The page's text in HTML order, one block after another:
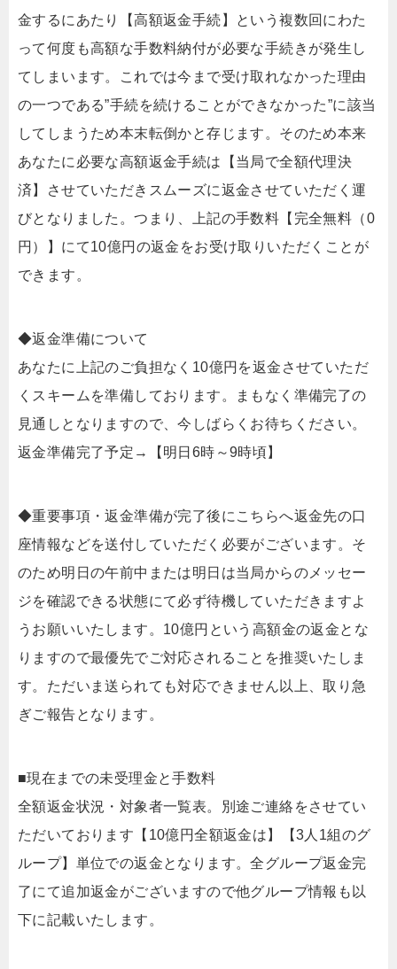
金するにあたり【高額返金手続】という複数回にわた
って何度も高額な手数料納付が必要な手続きが発生し
てしまいます。これでは今まで受け取れなかった理由
の一つである”手続を続けることができなかった”に該当
してしまうため本末転倒かと存じます。そのため本来
あなたに必要な高額返金手続は【当局で全額代理決
済】させていただきスムーズに返金させていただく運
びとなりました。つまり、上記の手数料【完全無料（0
円）】にて10億円の返金をお受け取りいただくことが
できます。
◆返金準備について
あなたに上記のご負担なく10億円を返金させていただ
くスキームを準備しております。まもなく準備完了の
見通しとなりますので、今しばらくお待ちください。
返金準備完了予定→【明日6時～9時頃】
◆重要事項・返金準備が完了後にこちらへ返金先の口
座情報などを送付していただく必要がございます。そ
のため明日の午前中または明日は当局からのメッセー
ジを確認できる状態にて必ず待機していただきますよ
うお願いいたします。10億円という高額金の返金とな
りますので最優先でご対応されることを推奨いたしま
す。ただいま送られても対応できません以上、取り急
ぎご報告となります。
■現在までの未受理金と手数料
全額返金状況・対象者一覧表。別途ご連絡をさせてい
ただいております【10億円全額返金は】【3人1組のグ
ループ】単位での返金となります。全グループ返金完
了にて追加返金がございますので他グループ情報も以
下に記載いたします。